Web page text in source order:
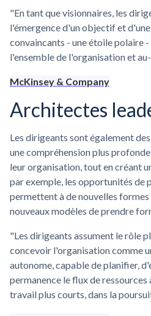
"En tant que visionnaires, les
l'émergence d'un objectif et
convaincants - une étoile polaire -
l'ensemble de l'organisation et
McKinsey & Company
Architectes
Les dirigeants sont également
une compréhension plus
leur organisation, tout en créant
par exemple, les opportunités de
permettent à de nouvelles
nouveaux modèles de prendre
"Les dirigeants assument le rôle
concevoir l'organisation comme
autonome, capable de planifier,
permanence le flux de ressources
travail plus courts, dans la